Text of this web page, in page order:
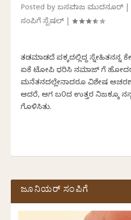
Posted byಬಸವರಾಜ ಮುದನೂರ್
ಸಂಪಿಗೆ ಸ್ಪೆಷಲ್ |
ತಡಮಾಡದೆ ಪಕ್ಕದಲ್ಲಿದ್ದ ಸ್ನೇಹಿತನನ್ನ
ಏಕೆ ಟೋಪಿ ಧರಿಸಿ ನಮಾಜ್ ಗೆ
ಮನೆತನದಲ್ಲೇನಾದರೂ ವಿಶೇಷ
ಆದರೆ, ಆಗ ಬ೦ದ ಉತ್ತರ ನಿಜಕ್ಕೂ
ಗೊಳಿಸಿತು.
ಜೂನಿಯರ್ ಸಂಪಿಗೆ